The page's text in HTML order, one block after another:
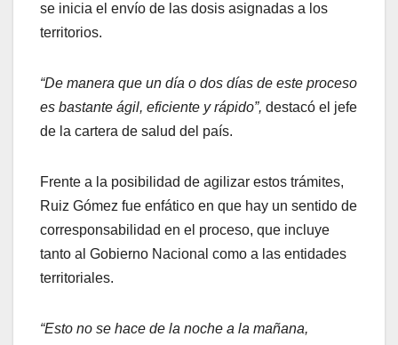
se inicia el envío de las dosis asignadas a los
territorios.
“De manera que un día o dos días de este proceso
es bastante ágil, eficiente y rápido”, destacó el jefe
de la cartera de salud del país.
Frente a la posibilidad de agilizar estos trámites,
Ruiz Gómez fue enfático en que hay un sentido de
corresponsabilidad en el proceso, que incluye
tanto al Gobierno Nacional como a las entidades
territoriales.
“Esto no se hace de la noche a la mañana,